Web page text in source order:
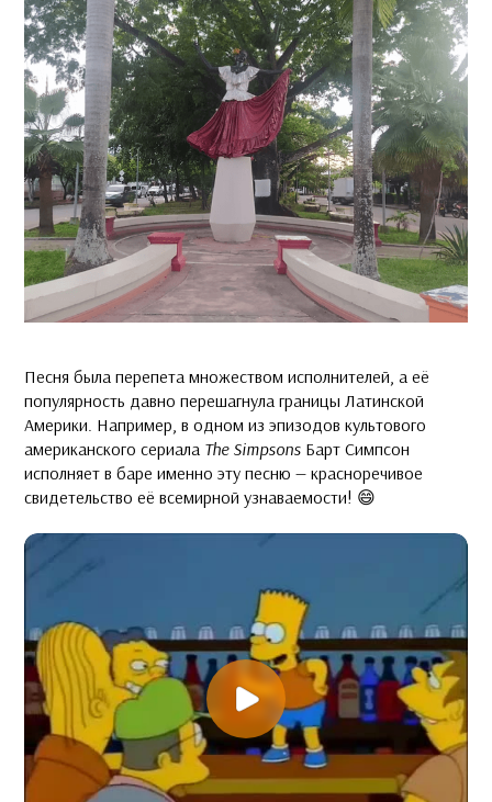
Песня была перепета множеством исполнителей, а её
популярность давно перешагнула границы Латинской
Америки. Например, в одном из эпизодов культового
американского сериала The Simpsons Барт Симпсон
исполняет в баре именно эту песню — красноречивое
свидетельство её всемирной узнаваемости! 😄